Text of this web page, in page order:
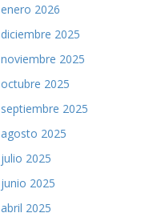
enero 2026
diciembre 2025
noviembre 2025
octubre 2025
septiembre 2025
agosto 2025
julio 2025
junio 2025
abril 2025